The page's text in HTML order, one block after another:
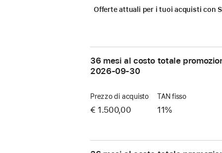
Offerte attuali per i tuoi acquisti con
36 mesi al costo totale
2026-09-30
Prezzo di acquisto
€ 1.500,00
TAN fisso
11%